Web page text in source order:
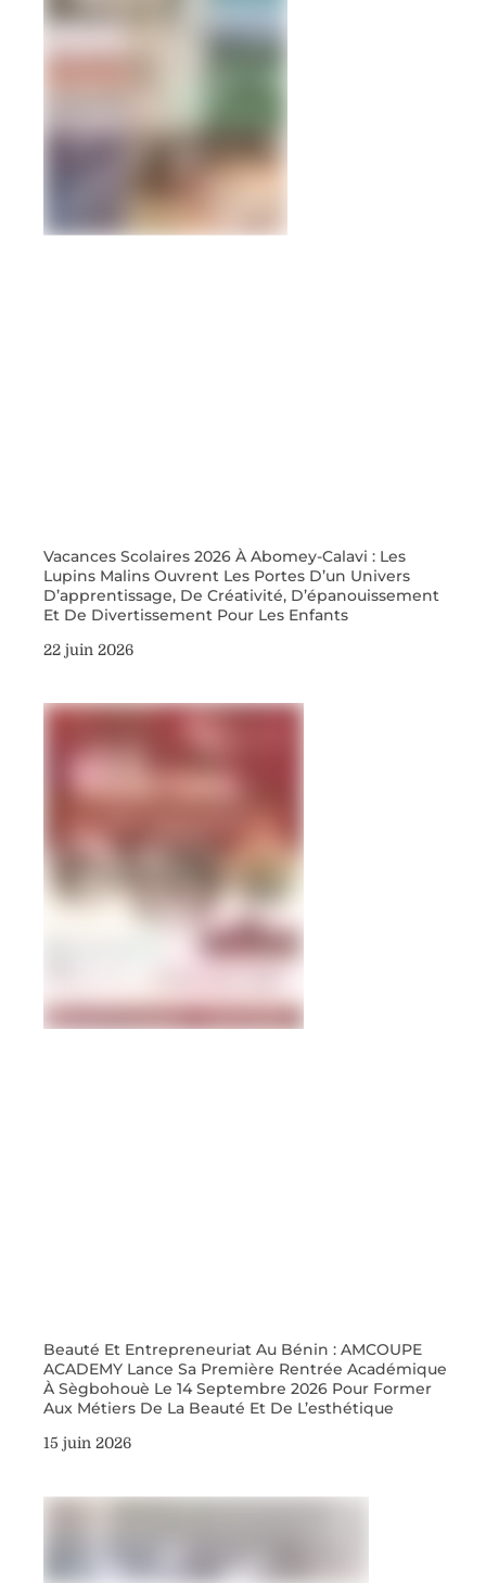
Vacances Scolaires 2026 À Abomey-Calavi : Les
Lupins Malins Ouvrent Les Portes D’un Univers
D’apprentissage, De Créativité, D’épanouissement
Et De Divertissement Pour Les Enfants
22 juin 2026
Beauté Et Entrepreneuriat Au Bénin : AMCOUPE
ACADEMY Lance Sa Première Rentrée Académique
À Sègbohouè Le 14 Septembre 2026 Pour Former
Aux Métiers De La Beauté Et De L’esthétique
15 juin 2026